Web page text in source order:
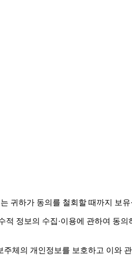
귀하가 동의를 철회할 때까지 보유
정보의 수집·이용에 관하여 동
주체의 개인정보를 보호하고 이와